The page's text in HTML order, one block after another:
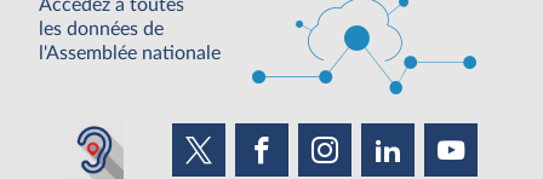
Accédez à toutes
les données de
l'Assemblée nationale